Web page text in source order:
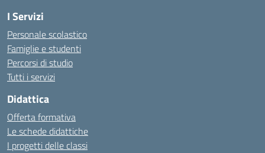
I Servizi
Personale scolastico
Famiglie e studenti
Percorsi di studio
Tutti i servizi
Didattica
Offerta formativa
Le schede didattiche
I progetti delle classi